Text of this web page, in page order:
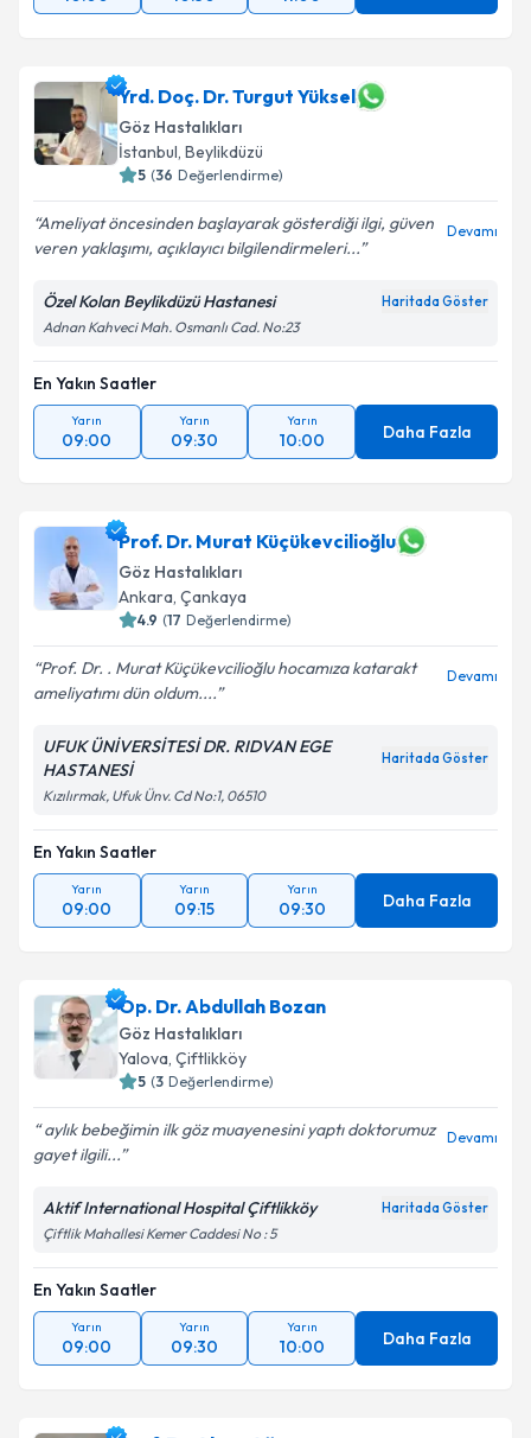
Yrd. Doç. Dr. Turgut Yüksel
Göz Hastalıkları
İstanbul, Beylikdüzü
5 (36 Değerlendirme)
Ameliyat öncesinden başlayarak gösterdiği ilgi, güven
veren yaklaşımı, açıklayıcı bilgilendirmeleri...
Devamı
Özel Kolan Beylikdüzü Hastanesi Haritada Göster
Adnan Kahveci Mah. Osmanlı Cad. No:23
En Yakın Saatler
Yarın
09:00
Yarın
09:30
Yarın
10:00 Daha Fazla
Prof. Dr. Murat Küçükevcilioğlu
Göz Hastalıkları
Ankara, Çankaya
4.9 (17 Değerlendirme)
Prof. Dr. . Murat Küçükevcilioğlu hocamıza katarakt
ameliyatımı dün oldum....
Devamı
UFUK ÜNİVERSİTESİ DR. RIDVAN EGE
HASTANESİ
Haritada Göster
Kızılırmak, Ufuk Ünv. Cd No:1, 06510
En Yakın Saatler
Yarın
09:00
Yarın
09:15
Yarın
09:30 Daha Fazla
Op. Dr. Abdullah Bozan
Göz Hastalıkları
Yalova, Çiftlikköy
5 (3 Değerlendirme)
aylık bebeğimin ilk göz muayenesini yaptı doktorumuz
gayet ilgili...
Devamı
Aktif International Hospital Çiftlikköy Haritada Göster
Çiftlik Mahallesi Kemer Caddesi No : 5
En Yakın Saatler
Yarın
09:00
Yarın
09:30
Yarın
10:00 Daha Fazla